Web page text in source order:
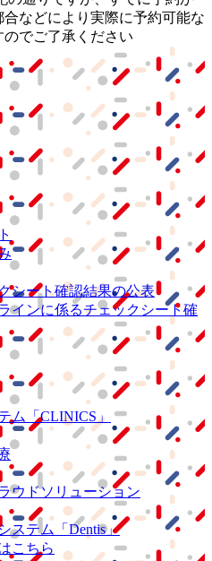
などにより実際に予約可能な
でご了承ください
シート確認結果の公表
インに係るチェックシート確
ム
「CLINICS」
ウドソリューション
ステム
「Dentis」
こちら